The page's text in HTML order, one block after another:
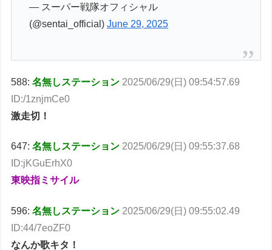
— スーパー戦隊オフィシャル
(@sentai_official)June 29, 2025
588:名無しステーション 2025/06/29(日) 09:54:57.69
ID:/1znjmCe0
激走切！
647:名無しステーション 2025/06/29(日) 09:55:37.68
ID:jKGuErhX0
東映指ミサイル
596:名無しステーション 2025/06/29(日) 09:55:02.49
ID:44/7eoZF0
なんか歌キタ！